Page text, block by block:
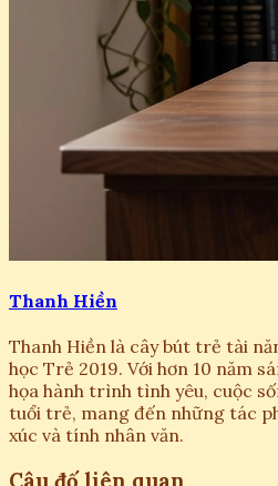
Thanh Hiền
Thanh Hiền là cây bút trẻ tài
học Trẻ 2019. Với hơn 10 năm
họa hành trình tình yêu, cuộc
tuổi trẻ, mang đến những tác
xúc và tính nhân văn.
Câu đố liên quan